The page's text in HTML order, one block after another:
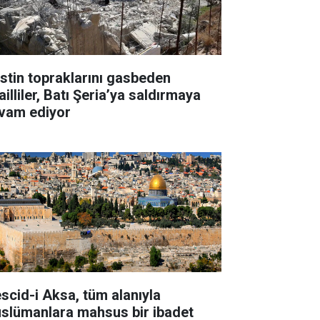
topraklarını gasbeden
Batı Şeria’ya saldırmaya
ediyor
i Aksa, tüm alanıyla
mahsus bir ibadet